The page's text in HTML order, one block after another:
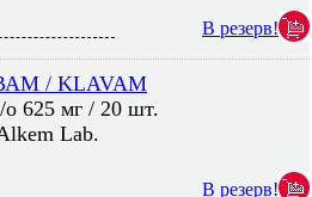
В резерв!
/ KLAVAM
о 625 мг / 20 шт.
Lab.
В резерв!